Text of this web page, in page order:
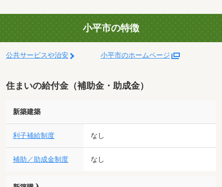
小平市の特徴
公共サービスや治安 小平市のホームページ
住まいの給付金（補助金・助成金）
新築建築
利子補給制度 なし
補助／助成金制度 なし